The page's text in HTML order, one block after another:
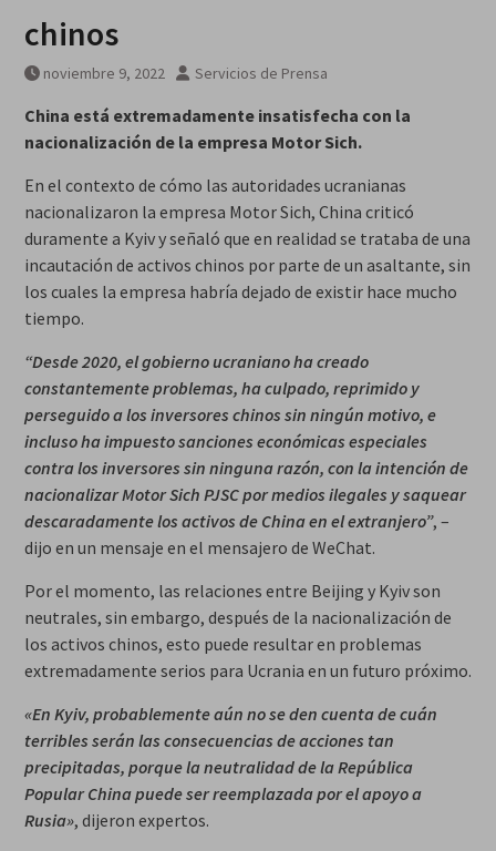
chinos
noviembre 9, 2022 Servicios de Prensa
China está extremadamente insatisfecha con la
nacionalización de la empresa Motor Sich.
En el contexto de cómo las autoridades ucranianas
nacionalizaron la empresa Motor Sich, China criticó
duramente a Kyiv y señaló que en realidad se trataba de una
incautación de activos chinos por parte de un asaltante, sin
los cuales la empresa habría dejado de existir hace mucho
tiempo.
“Desde 2020, el gobierno ucraniano ha creado
constantemente problemas, ha culpado, reprimido y
perseguido a los inversores chinos sin ningún motivo, e
incluso ha impuesto sanciones económicas especiales
contra los inversores sin ningunarazón, con la intención de
nacionalizar Motor Sich PJSC por medios ilegales y saquear
descaradamente los activos de China en el extranjero”, –
dijo en un mensaje en el mensajero de WeChat.
Por el momento, las relaciones entre Beijing y Kyiv son
neutrales, sin embargo, después de la nacionalización de
los activos chinos, esto puede resultar en problemas
extremadamente serios para Ucrania en un futuro próximo.
«En Kyiv, probablemente aún no se den cuenta de cuán
terribles serán las consecuencias de acciones tan
precipitadas, porque la neutralidad de la República
Popular China puede ser reemplazada por el apoyo a
Rusia», dijeron expertos.